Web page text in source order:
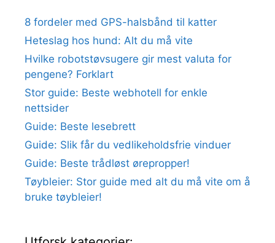
8 fordeler med GPS-halsbånd til katter
Heteslag hos hund: Alt du må vite
Hvilke robotstøvsugere gir mest valuta for
pengene? Forklart
Stor guide: Beste webhotell for enkle
nettsider
Guide: Beste lesebrett
Guide: Slik får du vedlikeholdsfrie vinduer
Guide: Beste trådløst ørepropper!
Tøybleier: Stor guide med alt du må vite om å
bruke tøybleier!